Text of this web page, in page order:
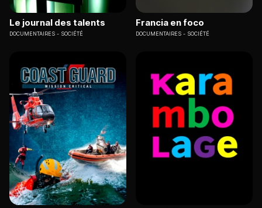
Le journal des talents
DOCUMENTAIRES SOCIÉTÉ
Francia en foco
DOCUMENTAIRES SOCIÉTÉ